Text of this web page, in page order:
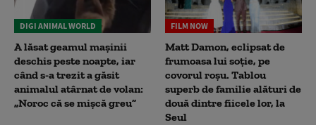
DIGI ANIMAL WORLD
A lăsat geamul mașinii
deschis peste noapte, iar
când s-a trezit a găsit
animalul atârnat de volan:
„Noroc că se mișcă greu”
FILM NOW
Matt Damon, eclipsat de
frumoasa lui soție, pe
covorul roșu. Tablou
superb de familie alături de
două dintre fiicele lor, la
Seul